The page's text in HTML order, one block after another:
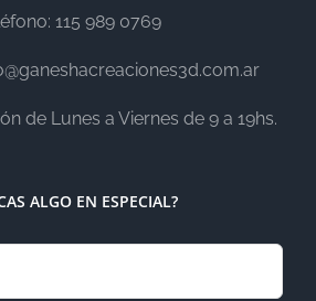
115 989 0769
de Lunes a Viernes de 9 a 19hs.
ALGO EN ESPECIAL?